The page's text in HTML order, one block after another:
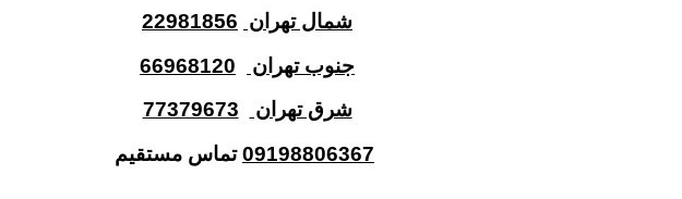
شمال تهران 22981856
جنوب تهران
66968120
شرق تهران
77379673
09198806367تماس مستقیم